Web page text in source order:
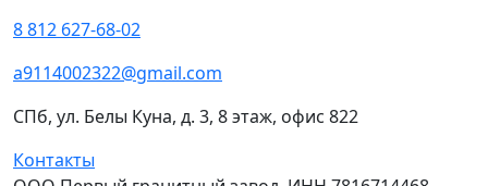
8 812 627-68-02
a9114002322@gmail.com
СПб, ул. Белы Куна, д. 3, 8 этаж, офис 822
Контакты